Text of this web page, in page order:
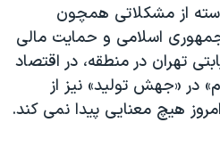
از مشکلاتی همچون
اسلامی و حمایت مالی
تهران در منطقه، در اقتصاد
در «جهش تولید» نیز از
هیچ معنایی پیدا نمی کند.